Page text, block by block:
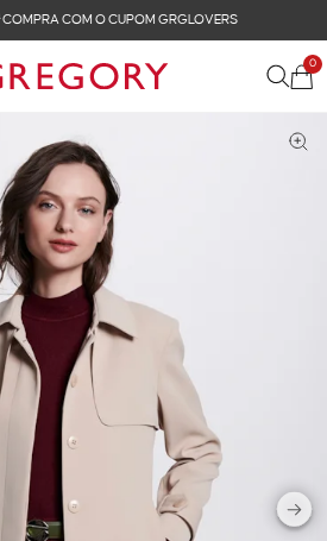
COMPRA COM O CUPOM GRGLOVERS
0